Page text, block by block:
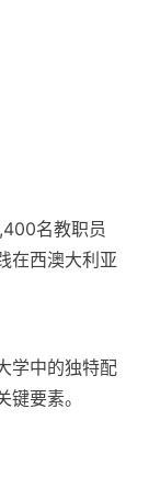
名教职员
在西澳大利亚
学中的独特配
要素。